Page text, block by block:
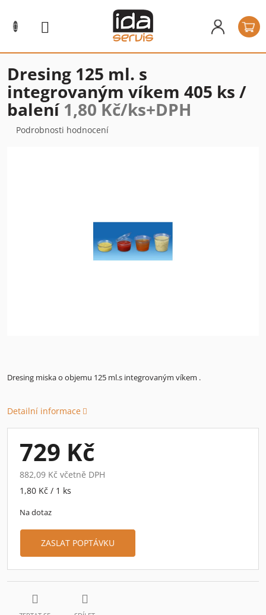
obsah
Dresing 125 ml. s
integrovaným víkem 405 ks /
balení 1,80 Kč/ks+DPH
Průměrné
Podrobnosti hodnocení
Dresing miska o objemu 125 ml.s integrovaným víkem .
Detailní informace
729 Kč
882,09 Kč včetně DPH
Měrná
1,80 Kč / 1 ks
Na dotaz
ZASLAT POPTÁVKU